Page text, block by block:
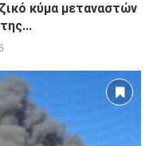
κύμα μεταναστών